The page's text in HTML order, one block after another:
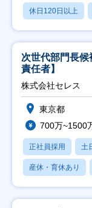
休日120日以上
次世代部門長
責任者】
株式会社セレス
東京都
700万~1500
正社員採用 土
産休・育休あり